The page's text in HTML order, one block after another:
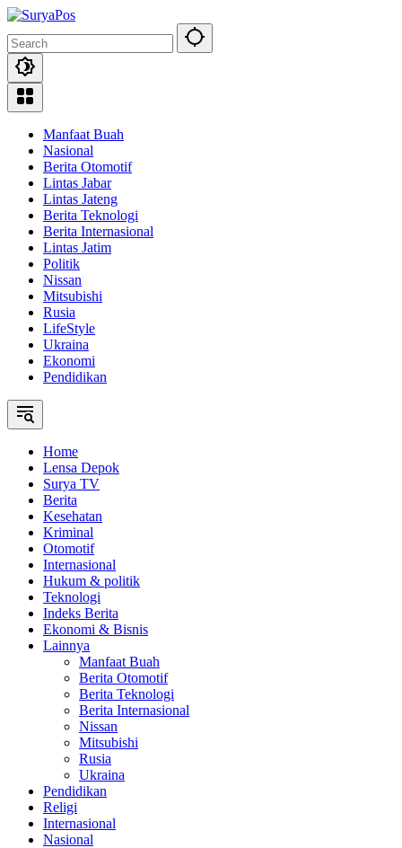
Skip
content
Manfaat Buah
Nasional
Berita Otomotif
Lintas Jabar
Lintas Jateng
Berita Teknologi
Berita Internasional
Lintas Jatim
Politik
Nissan
Mitsubishi
Rusia
LifeStyle
Ukraina
Ekonomi
Pendidikan
Home
Lensa Depok
Surya TV
Berita
Kesehatan
Kriminal
Otomotif
Internasional
Hukum & politik
Teknologi
Indeks Berita
Ekonomi & Bisnis
Lainnya
Manfaat Buah
Berita Otomotif
Berita Teknologi
Berita Internasional
Nissan
Mitsubishi
Rusia
Ukraina
Pendidikan
Religi
Internasional
Nasional